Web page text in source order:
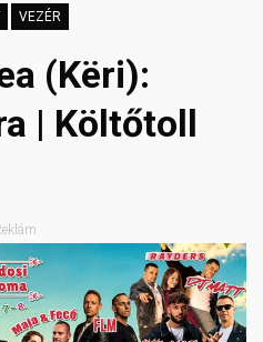
VEZÉR
(Kёri):
| Költőtoll